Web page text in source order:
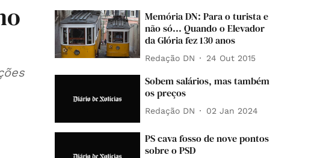
Memória DN: Para o turista e
não só... Quando o Elevador
da Glória fez 130 anos
Redação DN 24 Out 2015
Sobem salários, mas também
os preços
Redação DN 02 Jan 2024
PS cava fosso de nove pontos
sobre o PSD